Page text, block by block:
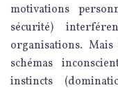
motivations
sécurité)
organisations.
schémas
instincts